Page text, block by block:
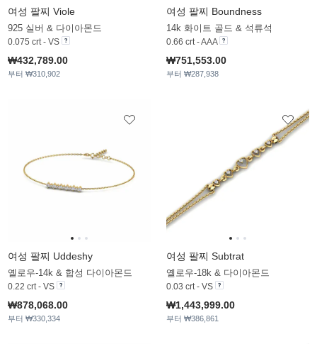
여성 팔찌 Viole
925 실버 & 다이아몬드
0.075 crt - VS
₩432,789.00
부터 ₩310,902
여성 팔찌 Boundness
14k 화이트 골드 & 석류석
0.66 crt - AAA
₩751,553.00
부터 ₩287,938
여성 팔찌 Uddeshy
옐로우-14k & 합성 다이아몬드
0.22 crt - VS
₩878,068.00
부터 ₩330,334
여성 팔찌 Subtrat
옐로우-18k & 다이아몬드
0.03 crt - VS
₩1,443,999.00
부터 ₩386,861